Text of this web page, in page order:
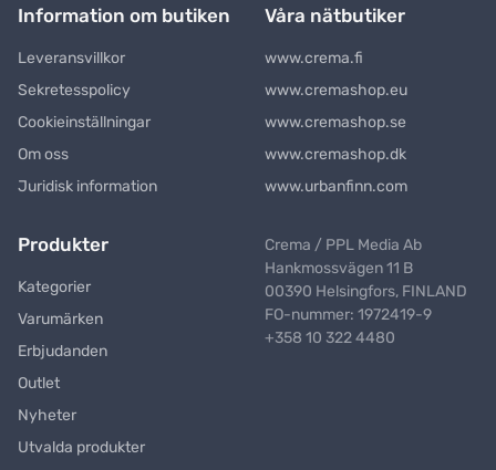
Information om butiken
Leveransvillkor
Sekretesspolicy
Cookieinställningar
Om oss
Juridisk information
Våra nätbutiker
www.crema.fi
www.cremashop.eu
www.cremashop.se
www.cremashop.dk
www.urbanfinn.com
Produkter
Kategorier
Varumärken
Erbjudanden
Outlet
Nyheter
Utvalda produkter
Crema / PPL Media Ab
Hankmossvägen 11 B
00390 Helsingfors, FINLAND
FO-nummer: 1972419-9
+358 10 322 4480